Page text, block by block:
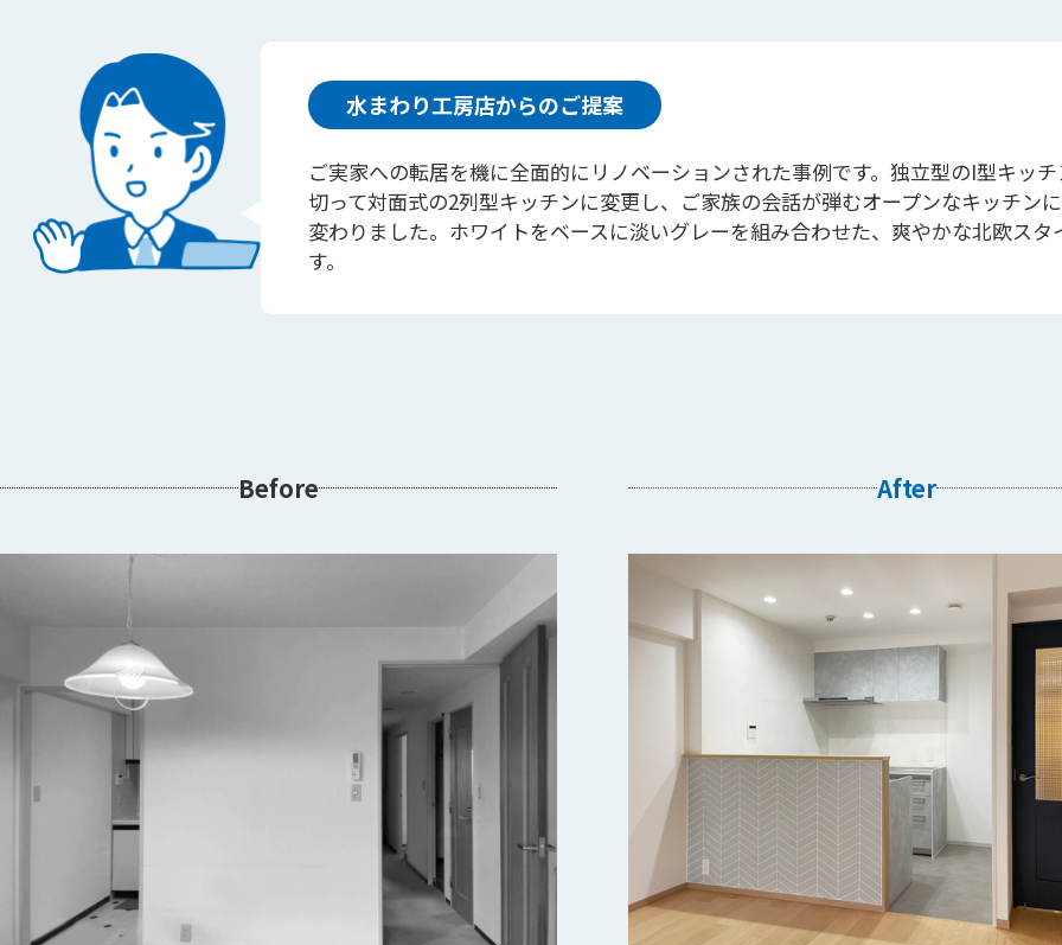
水まわり工房店からのご提案
ご実家への転居を機に全面的にリノベーションされた事例です。独立型のI型キッ
切って対面式の2列型キッチンに変更し、ご家族の会話が弾むオープンなキッチン
変わりました。ホワイトをベースに淡いグレーを組み合わせた、爽やかな北欧スタ
す。
Before After